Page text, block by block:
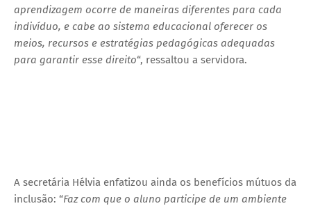
aprendizagem ocorre de maneiras diferentes para cada
indivíduo, e cabe ao sistema educacional oferecer os
meios, recursos e estratégias pedagógicas adequadas
para garantir esse direito“, ressaltou a servidora.
A secretária Hélvia enfatizou ainda os benefícios mútuos da
inclusão: “Faz com que o aluno participe de um ambiente